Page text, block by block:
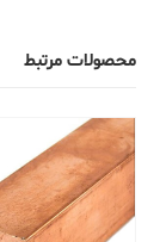
محصولات مرتبط